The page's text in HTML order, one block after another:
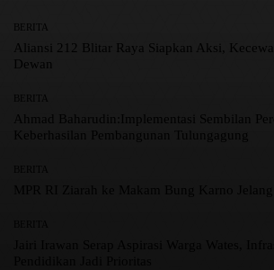
BERITA
Aliansi 212 Blitar Raya Siapkan Aksi,
Dewan
BERITA
Ahmad Baharudin:Implementasi Sembilan
Keberhasilan Pembangunan Tulungagung